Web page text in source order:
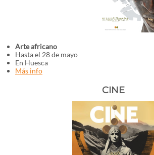
Arte africano
Hasta el 28 de mayo
En Huesca
Más info
CINE